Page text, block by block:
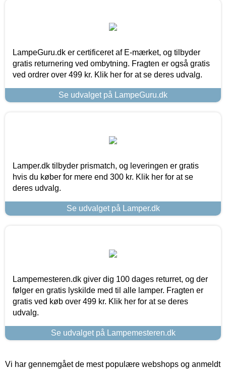
LampeGuru.dk er certificeret af E-mærket, og tilbyder
gratis returnering ved ombytning. Fragten er også gratis
ved ordrer over 499 kr. Klik her for at se deres udvalg.
Se udvalget på LampeGuru.dk
Lamper.dk tilbyder prismatch, og leveringen er gratis
hvis du køber for mere end 300 kr. Klik her for at se
deres udvalg.
Se udvalget på Lamper.dk
Lampemesteren.dk giver dig 100 dages returret, og der
følger en gratis lyskilde med til alle lamper. Fragten er
gratis ved køb over 499 kr. Klik her for at se deres
udvalg.
Se udvalget på Lampemesteren.dk
Vi har gennemgået de mest populære webshops og anmeldt